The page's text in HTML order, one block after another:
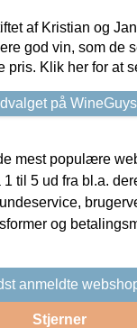
af Kristian og
god vin, som de
pris. Klik her for at
på
mest populære
til 5 ud fra bl.a.
og
anmeldte
Stjerner